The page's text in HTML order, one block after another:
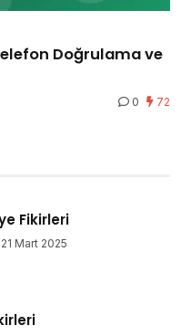
Doğrulama ve
0 72
Fikirleri
21 Mart 2025